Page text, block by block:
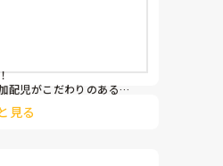
いです。
配児がこだわりのあるタ
いては最初は全て同じ担
児クラスの時は担当の
見る